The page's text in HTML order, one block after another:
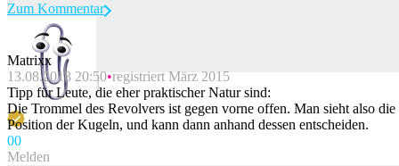
Beitrag melden
Zum Kommentar
Matrixx
13.08.2018 20:50 registriert März 2015
Tipp für Leute, die eher praktischer Natur sind:
Die Trommel des Revolvers ist gegen vorne offen. Man sieht also die
Position der Kugeln, und kann dann anhand dessen entscheiden.
00
Melden